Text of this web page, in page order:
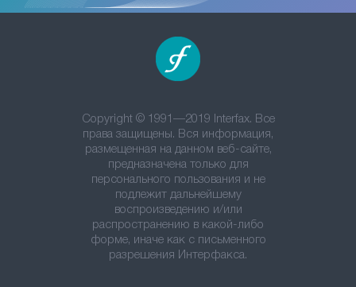
Copyright © 1991—2019 Interfax. Все
права защищены. Вся информация,
размещенная на данном веб-сайте,
предназначена только для
персонального пользования и не
подлежит дальнейшему
воспроизведению и/или
распространению в какой-либо
форме, иначе как с письменного
разрешения Интерфакса.